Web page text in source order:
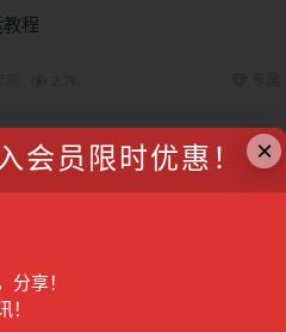
教程
营，从0到1边读书边赚钱，实现年
变现
前 1.6K 28
×
会员限时优惠！
分享！
！